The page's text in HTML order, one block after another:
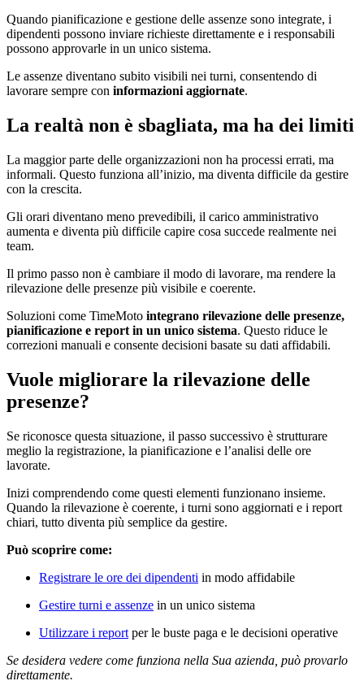
Quando pianificazione e gestione delle assenze sono integrate, i
dipendenti possono inviare richieste direttamente e i responsabili
possono approvarle in un unico sistema.
Le assenze diventano subito visibili nei turni, consentendo di
lavorare sempre con informazioni aggiornate.
La realtà non è sbagliata, ma ha dei limiti
La maggior parte delle organizzazioni non ha processi errati, ma
informali. Questo funziona all’inizio, ma diventa difficile da gestire
con la crescita.
Gli orari diventano meno prevedibili, il carico amministrativo
aumenta e diventa più difficile capire cosa succede realmente nei
team.
Il primo passo non è cambiare il modo di lavorare, ma rendere la
rilevazione delle presenze più visibile e coerente.
Soluzioni come TimeMoto integrano rilevazione delle presenze,
pianificazione e report in un unico sistema. Questo riduce le
correzioni manuali e consente decisioni basate su dati affidabili.
Vuole migliorare la rilevazione delle
presenze?
Se riconosce questa situazione, il passo successivo è strutturare
meglio la registrazione, la pianificazione e l’analisi delle ore
lavorate.
Inizi comprendendo come questi elementi funzionano insieme.
Quando la rilevazione è coerente, i turni sono aggiornati e i report
chiari, tutto diventa più semplice da gestire.
Può scoprire come:
Registrare le ore dei dipendenti in modo affidabile
Gestire turni e assenze in un unico sistema
Utilizzare i report per le buste paga e le decisioni operative
Se desidera vedere come funziona nella Sua azienda, può provarlo
direttamente.